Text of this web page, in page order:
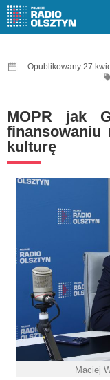
Opublikowany 27
MOPR jak
kulturę
Maciej